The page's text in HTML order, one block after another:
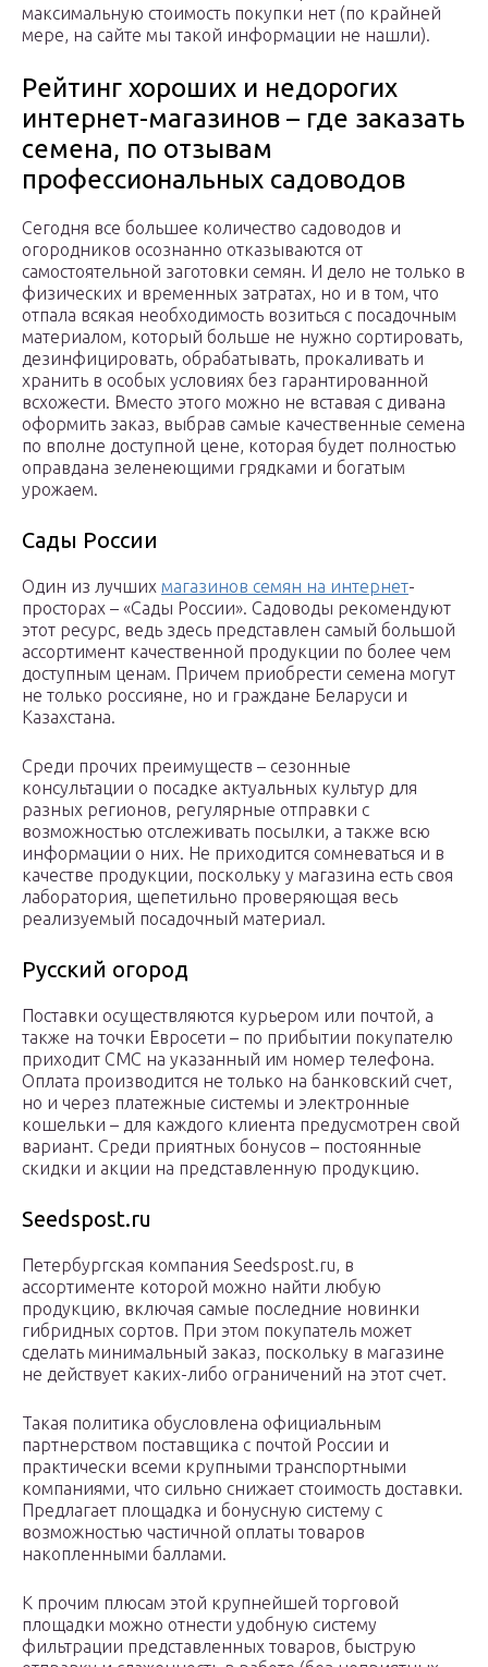
максимальную стоимость покупки нет (по крайней
мере, на сайте мы такой информации не нашли).
Рейтинг хороших и недорогих
интернет-магазинов – где заказать
семена, по отзывам
профессиональных садоводов
Сегодня все большее количество садоводов и
огородников осознанно отказываются от
самостоятельной заготовки семян. И дело не только в
физических и временных затратах, но и в том, что
отпала всякая необходимость возиться с посадочным
материалом, который больше не нужно сортировать,
дезинфицировать, обрабатывать, прокаливать и
хранить в особых условиях без гарантированной
всхожести. Вместо этого можно не вставая с дивана
оформить заказ, выбрав самые качественные семена
по вполне доступной цене, которая будет полностью
оправдана зеленеющими грядками и богатым
урожаем.
Сады России
Один из лучших магазинов семян на интернет-
просторах – «Сады России». Садоводы рекомендуют
этот ресурс, ведь здесь представлен самый большой
ассортимент качественной продукции по более чем
доступным ценам. Причем приобрести семена могут
не только россияне, но и граждане Беларуси и
Казахстана.
Среди прочих преимуществ – сезонные
консультации о посадке актуальных культур для
разных регионов, регулярные отправки с
возможностью отслеживать посылки, а также всю
информации о них. Не приходится сомневаться и в
качестве продукции, поскольку у магазина есть своя
лаборатория, щепетильно проверяющая весь
реализуемый посадочный материал.
Русский огород
Поставки осуществляются курьером или почтой, а
также на точки Евросети – по прибытии покупателю
приходит СМС на указанный им номер телефона.
Оплата производится не только на банковский счет,
но и через платежные системы и электронные
кошельки – для каждого клиента предусмотрен свой
вариант. Среди приятных бонусов – постоянные
скидки и акции на представленную продукцию.
Seedspost.ru
Петербургская компания Seedspost.ru, в
ассортименте которой можно найти любую
продукцию, включая самые последние новинки
гибридных сортов. При этом покупатель может
сделать минимальный заказ, поскольку в магазине
не действует каких-либо ограничений на этот счет.
Такая политика обусловлена официальным
партнерством поставщика с почтой России и
практически всеми крупными транспортными
компаниями, что сильно снижает стоимость доставки.
Предлагает площадка и бонусную систему с
возможностью частичной оплаты товаров
накопленными баллами.
К прочим плюсам этой крупнейшей торговой
площадки можно отнести удобную систему
фильтрации представленных товаров, быструю